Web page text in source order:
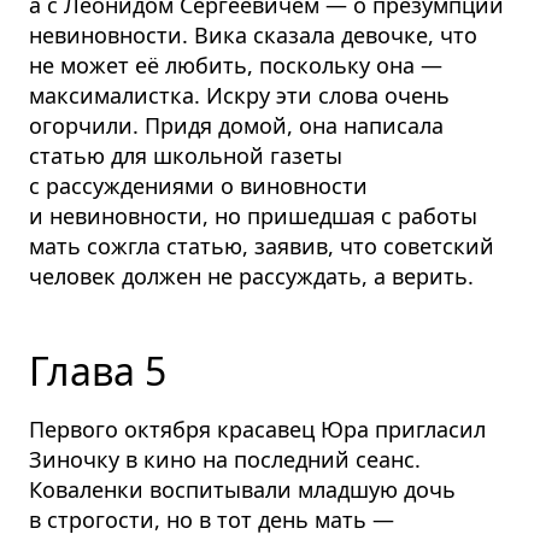
невиновности. Вика сказала девочке, что
не может её любить, поскольку она —
максималистка. Искру эти слова очень
огорчили. Придя домой, она написала
статью для школьной газеты
с рассуждениями о виновности
и невиновности, но пришедшая с работы
мать сожгла статью, заявив, что советский
человек должен не рассуждать, а верить.
Глава 5
Первого октября красавец Юра пригласил
Зиночку в кино на последний сеанс.
Коваленки воспитывали младшую дочь
в строгости, но в тот день мать —